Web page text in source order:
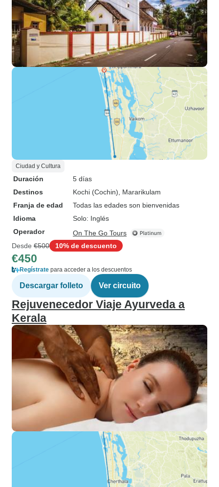
Ciudad y Cultura
Duración
5 días
Destinos
Kochi (Cochin) , Mararikulam
Franja de edad
Todas las edades son bienvenidas
Idioma
Solo: Inglés
Operador
On The Go Tours
Desde €500 10% de descuento
€450
Regístrate para acceder a los descuentos
Descargar folleto Ver circuito
Rejuvenecedor Viaje Ayurveda a
Kerala